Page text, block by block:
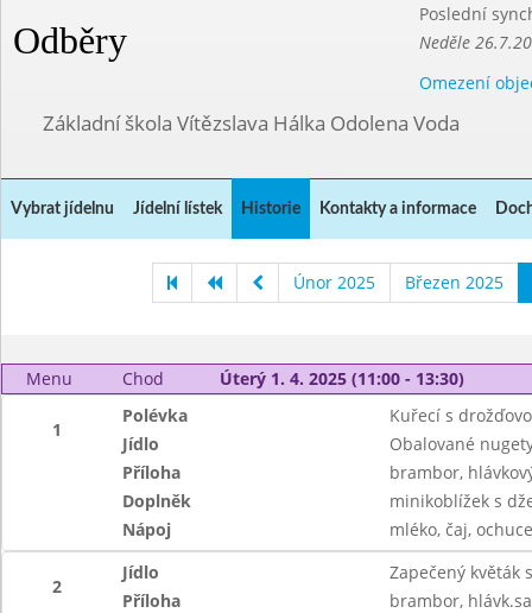
Odběry
Poslední
Neděle
Omezení
Základní škola Vítězslava Hálka Odolena Voda
Vybrat jídelnu Jídelní lístek Historie Kontakty a informace
Únor 2025 Březen 2025
Menu Chod Úterý 1. 4. 2025 (11:00 - 13:30)
1
Polévka
Kuřecí s
Jídlo
Obalované
Příloha
brambor,
Doplněk
minikoblížek s
Nápoj
mléko, čaj,
2
Jídlo
Zapečený květák
Příloha
brambor,